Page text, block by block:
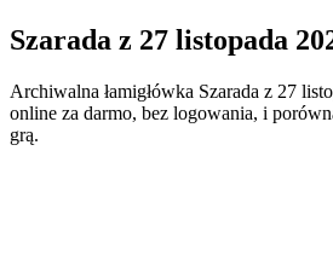
Szarada z 27 listopada
Archiwalna łamigłówka Szarada z 27
online za darmo, bez logowania, i
grą.